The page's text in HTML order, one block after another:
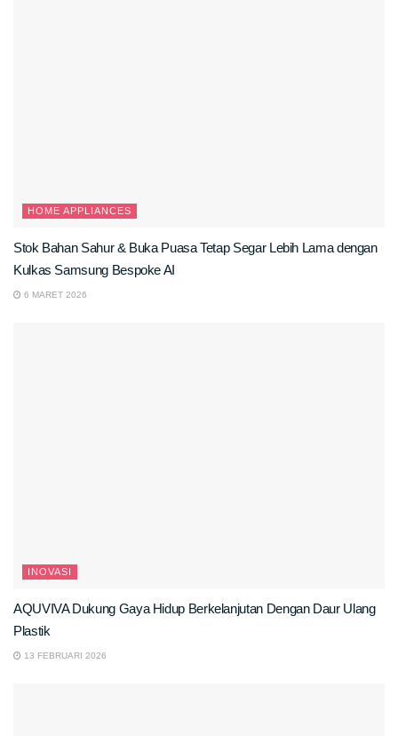
HOME APPLIANCES
Stok Bahan Sahur & Buka Puasa Tetap Segar Lebih Lama dengan
Kulkas Samsung Bespoke AI
6 MARET 2026
INOVASI
AQUVIVA Dukung Gaya Hidup Berkelanjutan Dengan Daur Ulang
Plastik
13 FEBRUARI 2026